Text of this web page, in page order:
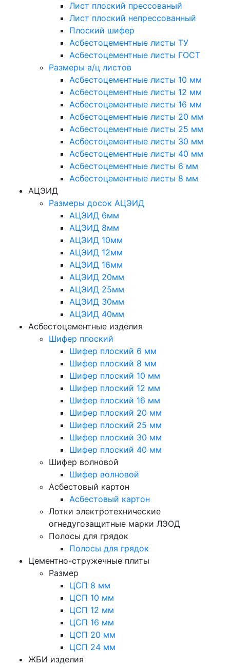
Лист плоский прессованый
Лист плоский непрессованный
Плоский шифер
Асбестоцементные листы ТУ
Асбестоцементные листы ГОСТ
Размеры а/ц листов
Асбестоцементные листы 10 мм
Асбестоцементные листы 12 мм
Асбестоцементные листы 16 мм
Асбестоцементные листы 20 мм
Асбестоцементные листы 25 мм
Асбестоцементные листы 30 мм
Асбестоцементные листы 40 мм
Асбестоцементные листы 6 мм
Асбестоцементные листы 8 мм
АЦЭИД
Размеры досок АЦЭИД
АЦЭИД 6мм
АЦЭИД 8мм
АЦЭИД 10мм
АЦЭИД 12мм
АЦЭИД 16мм
АЦЭИД 20мм
АЦЭИД 25мм
АЦЭИД 30мм
АЦЭИД 40мм
Асбестоцементные изделия
Шифер плоский
Шифер плоский 6 мм
Шифер плоский 8 мм
Шифер плоский 10 мм
Шифер плоский 12 мм
Шифер плоский 16 мм
Шифер плоский 20 мм
Шифер плоский 25 мм
Шифер плоский 30 мм
Шифер плоский 40 мм
Шифер волновой
Шифер волновой
Асбестовый картон
Асбестовый картон
Лотки электротехнические
огнедугозащитные марки ЛЭОД
Полосы для грядок
Полосы для грядок
Цементно-стружечные плиты
Размер
ЦСП 8 мм
ЦСП 10 мм
ЦСП 12 мм
ЦСП 16 мм
ЦСП 20 мм
ЦСП 24 мм
ЖБИ изделия